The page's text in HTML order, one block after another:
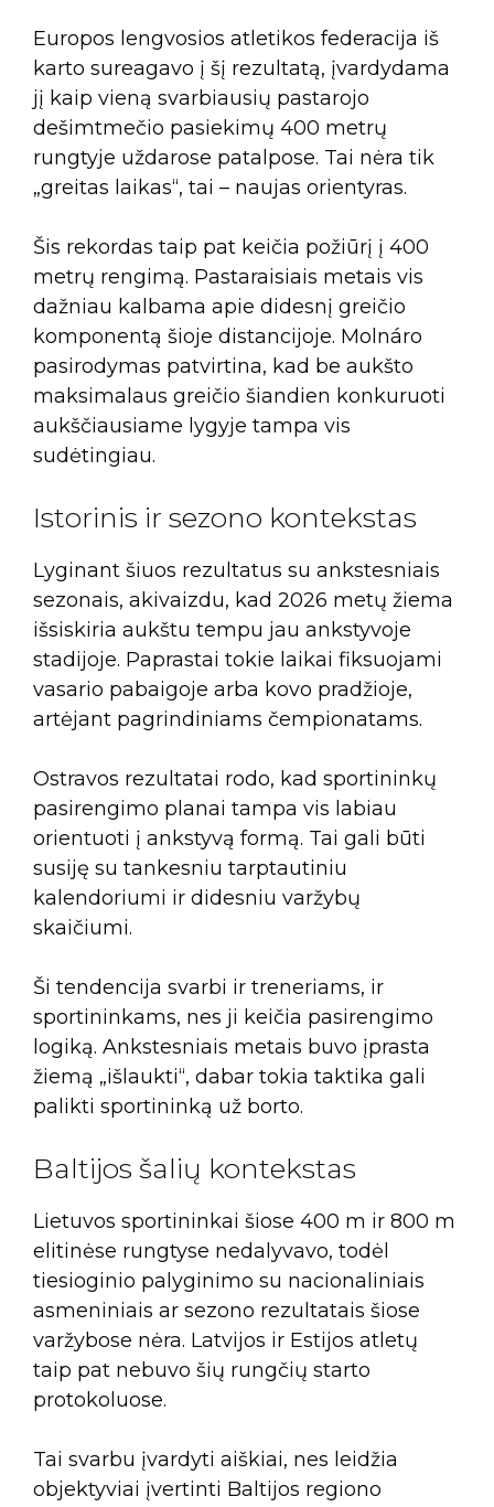
Europos lengvosios atletikos federacija iš
karto sureagavo į šį rezultatą, įvardydama
jį kaip vieną svarbiausių pastarojo
dešimtmečio pasiekimų 400 metrų
rungtyje uždarose patalpose. Tai nėra tik
„greitas laikas“, tai – naujas orientyras.
Šis rekordas taip pat keičia požiūrį į 400
metrų rengimą. Pastaraisiais metais vis
dažniau kalbama apie didesnį greičio
komponentą šioje distancijoje. Molnáro
pasirodymas patvirtina, kad be aukšto
maksimalaus greičio šiandien konkuruoti
aukščiausiame lygyje tampa vis
sudėtingiau.
Istorinis ir sezono kontekstas
Lyginant šiuos rezultatus su ankstesniais
sezonais, akivaizdu, kad 2026 metų žiema
išsiskiria aukštu tempu jau ankstyvoje
stadijoje. Paprastai tokie laikai fiksuojami
vasario pabaigoje arba kovo pradžioje,
artėjant pagrindiniams čempionatams.
Ostravos rezultatai rodo, kad sportininkų
pasirengimo planai tampa vis labiau
orientuoti į ankstyvą formą. Tai gali būti
susiję su tankesniu tarptautiniu
kalendoriumi ir didesniu varžybų
skaičiumi.
Ši tendencija svarbi ir treneriams, ir
sportininkams, nes ji keičia pasirengimo
logiką. Ankstesniais metais buvo įprasta
žiemą „išlaukti“, dabar tokia taktika gali
palikti sportininką už borto.
Baltijos šalių kontekstas
Lietuvos sportininkai šiose 400 m ir 800 m
elitinėse rungtyse nedalyvavo, todėl
tiesioginio palyginimo su nacionaliniais
asmeniniais ar sezono rezultatais šiose
varžybose nėra. Latvijos ir Estijos atletų
taip pat nebuvo šių rungčių starto
protokoluose.
Tai svarbu įvardyti aiškiai, nes leidžia
objektyviai įvertinti Baltijos regiono